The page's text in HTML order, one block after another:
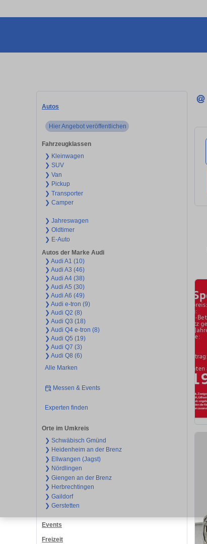
Autos
Hier Angebot veröffentlichen
Fahrzeugklassen
❯ Kleinwagen
❯ SUV
❯ Van
❯ Pickup
❯ Transporter
❯ Camper
❯ Jahreswagen
❯ Oldtimer
❯ E-Auto
Autos der Marke Audi
❯ Audi A1 (10)
❯ Audi A3 (46)
❯ Audi A4 (38)
❯ Audi A5 (30)
❯ Audi A6 (49)
❯ Audi e-tron (9)
❯ Audi Q2 (8)
❯ Audi Q3 (18)
❯ Audi Q4 e-tron (8)
❯ Audi Q5 (19)
❯ Audi Q7 (3)
❯ Audi Q8 (6)
Alle Marken
Messen & Events
Experten finden
Orte im Umkreis
❯ Schwäbisch Gmünd
❯ Heidenheim an der Brenz
❯ Ellwangen (Jagst)
❯ Nördlingen
❯ Giengen an der Brenz
❯ Herbrechtingen
❯ Gaildorf
❯ Gerstetten
Events
Freizeit